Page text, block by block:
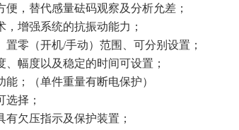
便，替代感量砝码观察及分析允差；
，增强系统的抗振动能力；
置零（开机/手动）范围、可分别设置；
、幅度以及稳定的时间可设置；
能；（单件重量有断电保护）
选择；
有欠压指示及保护装置；